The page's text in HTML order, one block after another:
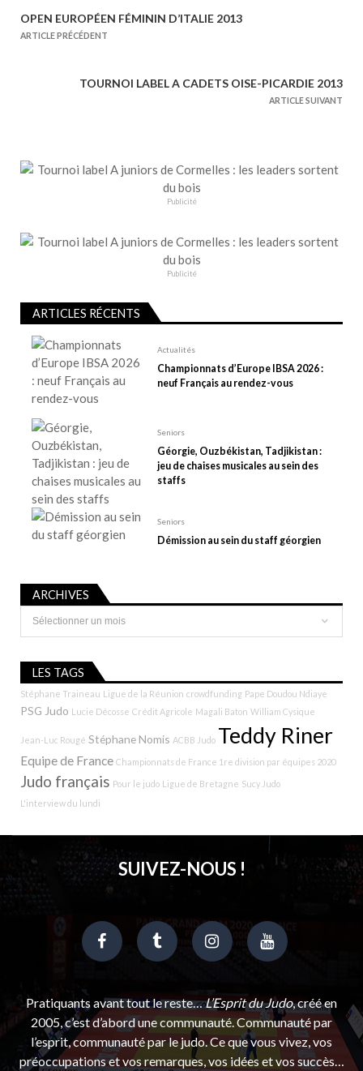
N
t
i
d
’
a
OPEN EUROPÉEN FÉMININ D’ITALIE 2013
ARTICLE PRÉCÉDENT
TOURNOI LABEL A CADETS OISE-PICARDIE 2013
ARTICLE SUIVANT
Publicité
Publicité
ARTICLES RÉCENTS
Actualités
Championnats d’Europe IBSA 2026 :
neuf Français au rendez-vous
Seniors
Géorgie, Ouzbékistan, Tadjikistan :
jeu de chaises musicales au sein des
staffs
Seniors
Démission au sein du staff géorgien
ARCHIVES
Archives
LES TAGS
Stéphane Traineau Ligue de la Réunion crowdfunding Pape Doudou Ndiaye
PSG Judo Lucie Décosse Crédit Agricole Magali Baton William Cysique
Jean-Luc Rougé Stéphane Nomis ACBB Judo Teddy Riner
Equipe de France Championnats de France 1re division par équipes 2020
Judo français Pour le judo Ligue de Bretagne Sucy Judo
L'interview du lundi
SUIVEZ-NOUS !
Pratiquants avant tout le reste…L’Esprit du Judo, créé en
2005, c’est d’abord une communauté. Communauté par
l’esprit, communauté par le judo. Ce que vous vivez, vos
préoccupations et vos remarques, vos idées et vos succès…